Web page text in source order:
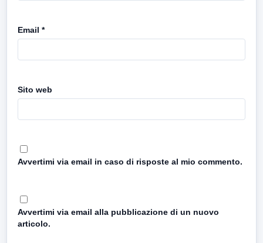
Email *
Sito web
Avvertimi via email in caso di risposte al mio commento.
Avvertimi via email alla pubblicazione di un nuovo
articolo.